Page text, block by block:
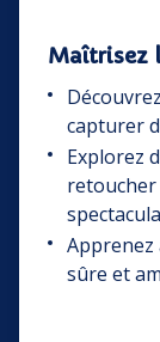
Maîtrisez
capturer
Explorez
sûre et